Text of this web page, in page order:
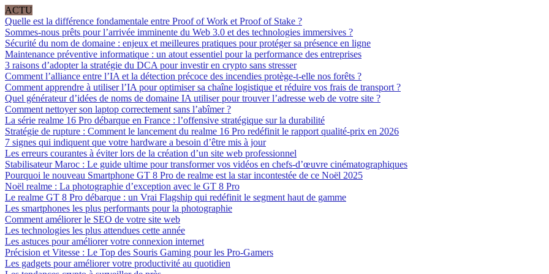
ACTU
Quelle est la différence fondamentale entre Proof of Work et Proof of Stake ?
Sommes-nous prêts pour l’arrivée imminente du Web 3.0 et des technologies immersives ?
Sécurité du nom de domaine : enjeux et meilleures pratiques pour protéger sa présence en ligne
Maintenance préventive informatique : un atout essentiel pour la performance des entreprises
3 raisons d’adopter la stratégie du DCA pour investir en crypto sans stresser
Comment l’alliance entre l’IA et la détection précoce des incendies protège-t-elle nos forêts ?
Comment apprendre à utiliser l’IA pour optimiser sa chaîne logistique et réduire vos frais de transport ?
Quel générateur d’idées de noms de domaine IA utiliser pour trouver l’adresse web de votre site ?
Comment nettoyer son laptop correctement sans l’abîmer ?
La série realme 16 Pro débarque en France : l’offensive stratégique sur la durabilité
Stratégie de rupture : Comment le lancement du realme 16 Pro redéfinit le rapport qualité-prix en 2026
7 signes qui indiquent que votre hardware a besoin d’être mis à jour
Les erreurs courantes à éviter lors de la création d’un site web professionnel
Stabilisateur Maroc : Le guide ultime pour transformer vos vidéos en chefs-d’œuvre cinématographiques
Pourquoi le nouveau Smartphone GT 8 Pro de realme est la star incontestée de ce Noël 2025
Noël realme : La photographie d’exception avec le GT 8 Pro
Le realme GT 8 Pro débarque : un Vrai Flagship qui redéfinit le segment haut de gamme
Les smartphones les plus performants pour la photographie
Comment améliorer le SEO de votre site web
Les technologies les plus attendues cette année
Les astuces pour améliorer votre connexion internet
Précision et Vitesse : Le Top des Souris Gaming pour les Pro-Gamers
Les gadgets pour améliorer votre productivité au quotidien